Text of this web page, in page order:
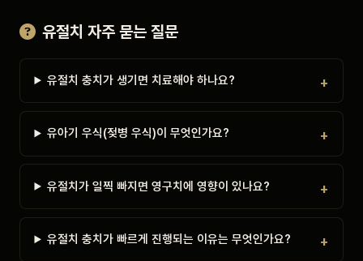
유절치 자주 묻는 질문
유절치 충치가 생기면 치료해야 하나요?
유아기 우식(젖병 우식)이 무엇인가요?
유절치가 일찍 빠지면 영구치에 영향이 있나요?
유절치 충치가 빠르게 진행되는 이유는 무엇인가요?